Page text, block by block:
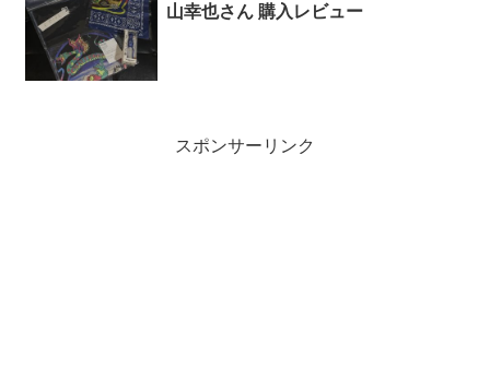
山幸也さん 購入レビュー
スポンサーリンク